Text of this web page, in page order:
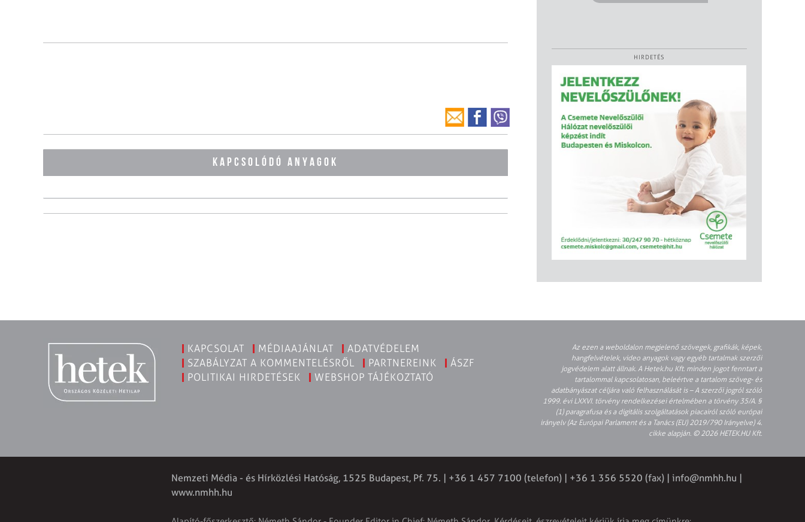
KAPCSOLÓDÓ ANYAGOK
HIRDETÉS
KAPCSOLAT MÉDIAAJÁNLAT
ADATVÉDELEM
SZABÁLYZAT A KOMMENTELÉSRŐL
PARTNEREINK
ÁSZF
POLITIKAI HIRDETÉSEK
WEBSHOP TÁJÉKOZTATÓ
Az ezen a weboldalon megjelenő szövegek, grafikák, képek,
hangfelvételek, video anyagok vagy egyéb tartalmak szerzői
jogvédelem alatt állnak. A Hetek.hu Kft. minden jogot fenntart a
tartalommal kapcsolatosan, beleértve a tartalom szöveg- és
adatbányászat céljára való felhasználását is – A szerzői jogról szóló
1999. évi LXXVI. törvény rendelkezései értelmében a törvény 35/A. §
(1) paragrafusa és a digitális szolgáltatások piacairól szóló európai
irányelv (Az Európai Parlament és a Tanács (EU) 2019/790 Irányelve) 4.
cikke alapján. © 2026 HETEK.HU Kft.
Nemzeti Média - és Hírközlési Hatóság, 1525 Budapest, Pf. 75. | +36 1 457 7100 (telefon) | +36 1 356 5520 (fax) | info@nmhh.hu
www.nmhh.hu